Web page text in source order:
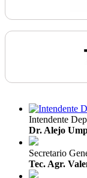
Intendente
Dr. Alejo
Secretario
Tec. Agr.